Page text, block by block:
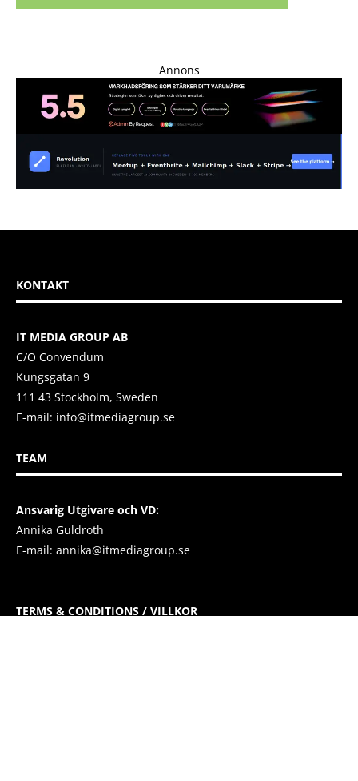
Annons
KONTAKT
IT MEDIA GROUP AB
C/O Convendum
Kungsgatan 9
111 43 Stockholm, Sweden
E-mail: info@itmediagroup.se
TEAM
Ansvarig Utgivare och VD:
Annika Guldroth
E-mail: annika@itmediagroup.se
TERMS & CONDITIONS / VILLKOR